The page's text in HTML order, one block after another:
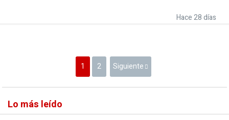
Hace 28 días
1 2 Siguiente
Lo más leído